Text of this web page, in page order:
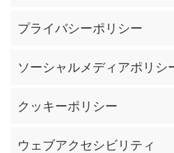
プライバシーポリシー
ソーシャルメディアポリシ
クッキーポリシー
ウェブアクセシビリティ